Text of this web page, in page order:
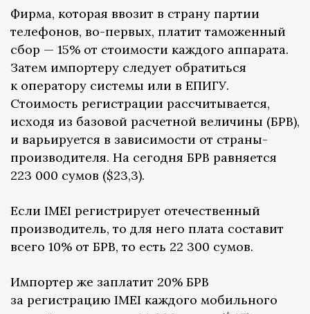
Фирма, которая ввозит в страну партии
телефонов, во-первых, платит таможенный
сбор — 15% от стоимости каждого аппарата.
Затем импортеру следует обратиться
к оператору системы или в ЕПИГУ.
Стоимость регистрации рассчитывается,
исходя из базовой расчетной величины (БРВ),
и варьируется в зависимости от страны-
производителя. На сегодня БРВ равняется
223 000 сумов ($23,3).
Если IMEI регистрирует отечественный
производитель, то для него плата составит
всего 10% от БРВ, то есть 22 300 сумов.
Импортер же заплатит 20% БРВ
за регистрацию IMEI каждого мобильного